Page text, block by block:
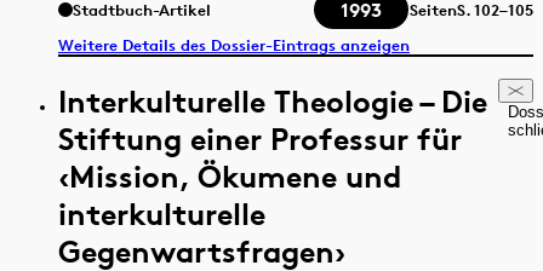
Stadtbuch-Artikel 1993 SeitenS.102–105
Weitere Details des Dossier-Eintrags anzeigen
Interkulturelle Theologie – Die
Stiftung einer Professur für
‹Mission, Ökumene und
interkulturelle
Gegenwartsfragen›